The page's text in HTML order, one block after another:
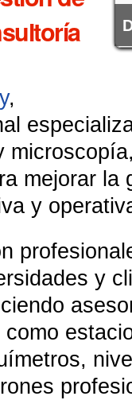
,
mejorar la
y
y